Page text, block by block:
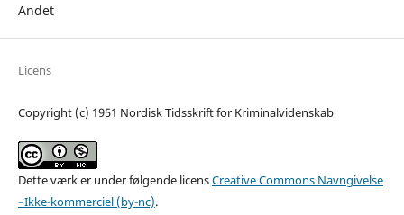
Andet
Licens
Copyright (c) 1951 Nordisk Tidsskrift for Kriminalvidenskab
Dette værk er under følgende licensCreative Commons Navngivelse
–Ikke-kommerciel (by-nc).